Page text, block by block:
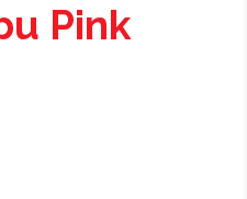
Pink